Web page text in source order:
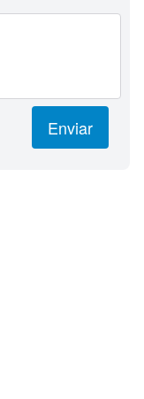
Enviar